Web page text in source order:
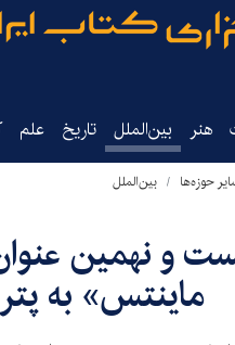
هنر بین‌الملل تاریخ‌ علم
حوزه‌ها بین‌الملل
و نهمین
ماینتس» به